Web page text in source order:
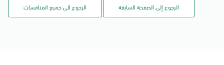
الرجوع الى جميع المنافسات الرجوع إلى الصفحة السابقة